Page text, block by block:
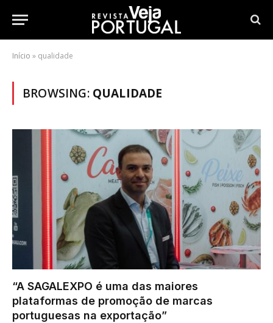
Início » qualidade
BROWSING: QUALIDADE
“A SAGALEXPO é uma das maiores
plataformas de promoção de marcas
portuguesas na exportação”